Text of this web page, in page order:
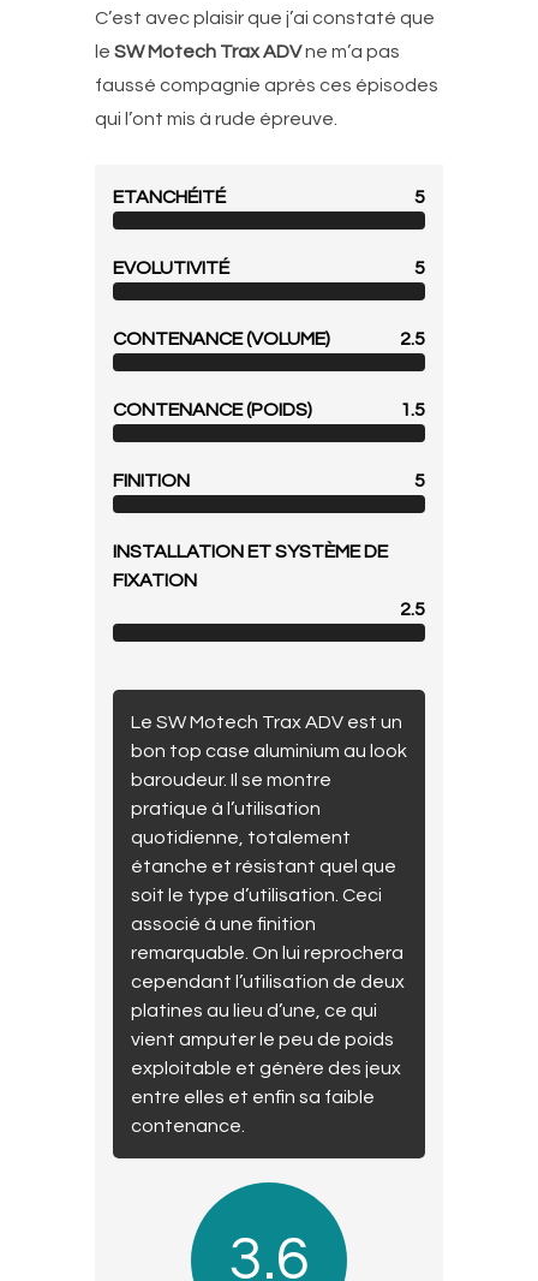
C’est avec plaisir que j’ai constaté que
le SW Motech Trax ADVne m’a pas
faussé compagnie après ces épisodes
qui l’ont mis à rude épreuve.
ETANCHÉITÉ 5
EVOLUTIVITÉ 5
CONTENANCE (VOLUME) 2.5
CONTENANCE (POIDS) 1.5
FINITION 5
INSTALLATION ET SYSTÈME DE
FIXATION
2.5
Le SW Motech Trax ADV est un
bon top case aluminium au look
baroudeur. Il se montre
pratique à l’utilisation
quotidienne, totalement
étanche et résistant quel que
soit le type d’utilisation. Ceci
associé à une finition
remarquable. On lui reprochera
cependant l’utilisation de deux
platines au lieu d’une, ce qui
vient amputer le peu de poids
exploitable et génère des jeux
entre elles et enfin sa faible
contenance.
3.6